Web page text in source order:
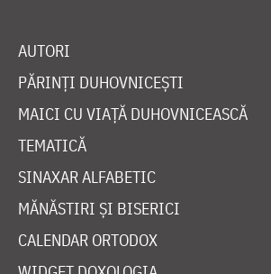
AUTORI
PĂRINȚI DUHOVNICEȘTI
MAICI CU VIAȚĂ DUHOVNICEASCĂ
TEMATICĂ
SINAXAR ALFABETIC
MĂNĂSTIRI ȘI BISERICI
CALENDAR ORTODOX